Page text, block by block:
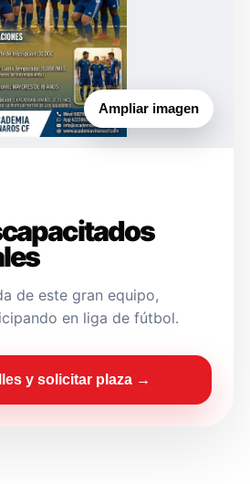
Ampliar imagen
de este gran equipo,
en liga de fútbol.
y solicitar plaza →